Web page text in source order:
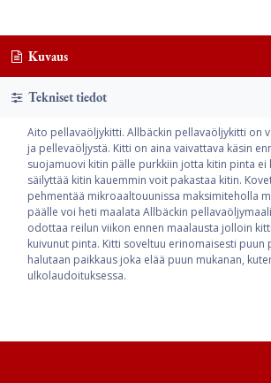
Kuvaus
Tekniset tiedot
Aito pellavaöljykitti. Allbäckin pellavaöljykitti on
ja pellevaöljystä. Kitti on aina vaivattava käsin
suojamuovi kitin pälle purkkiin jotta kitin pinta ei
säilyttää kitin kauemmin voit pakastaa kitin.
pehmentää mikroaaltouunissa maksimiteholla
päälle voi heti maalata Allbäckin
odottaa reilun viikon ennen maalausta jolloin
kuivunut pinta. Kitti soveltuu erinomaisesti puun
halutaan paikkaus joka elää puun mukanan,
ulkolaudoituksessa.